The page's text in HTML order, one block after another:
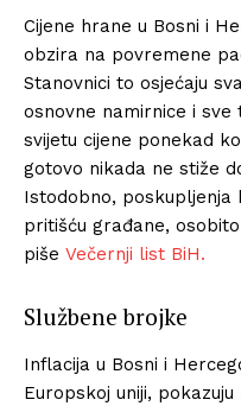
Cijene hrane u Bosni i
obzira na povremene
Stanovnici to osjećaju
osnovne namirnice i sve
svijetu cijene ponekad
gotovo nikada ne stiže
Istodobno, poskupljenja
pritišću građane,
piše Večernji list BiH.
Službene brojke
Inflacija u Bosni i
Europskoj uniji,